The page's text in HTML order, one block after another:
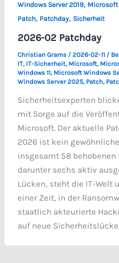
Windows Server 2019, Microsoft
Patch, Patchday, Sicherheit
2026-02 Patchday
Christian Grams / 2026-02-11 /
IT, IT-Sicherheit, Microsoft,
Windows 11, Microsoft Windows
Windows Server 2025, Patch,
Sicherheitsexperten
mit Sorge auf die
Microsoft. Der aktuelle
2026 ist kein
insgesamt 58 behobenen
darunter sechs aktiv
Lücken, steht die IT-Welt
einer Zeit, in der
staatlich akteurierte
auf neue